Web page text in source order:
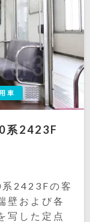
車
系2423F
2423Fの客
壁および各
写した定点